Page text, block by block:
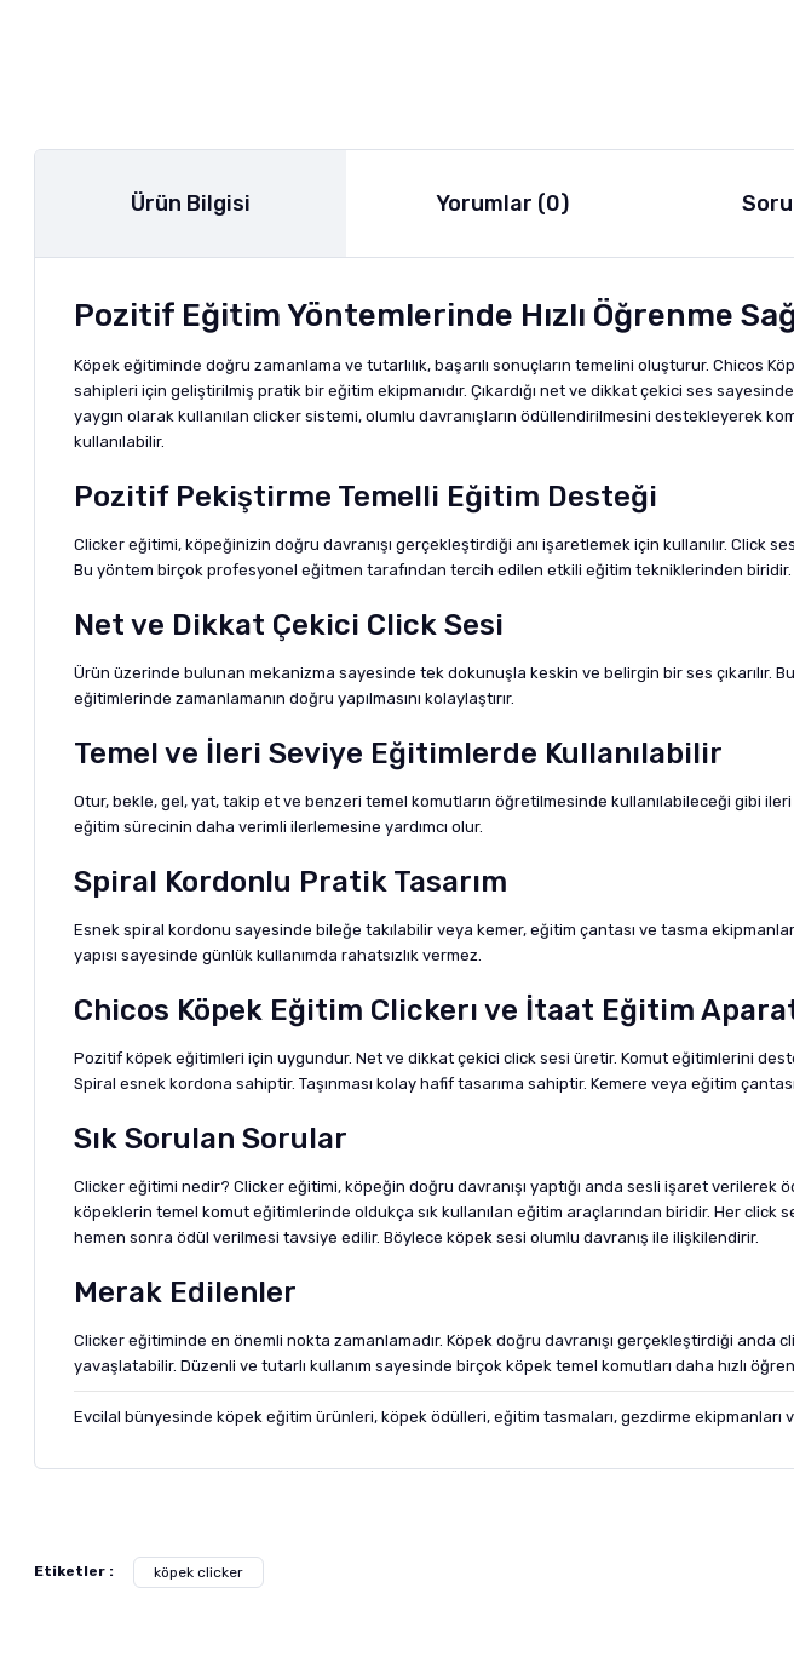
Ürün Bilgisi Yorumlar (0)
Pozitif Eğitim Yöntemlerinde Hızlı Öğrenme
Köpek eğitiminde doğru zamanlama ve tutarlılık, başarılı sonuçların temelini oluşturur. Chicos
sahipleri için geliştirilmiş pratik bir eğitim ekipmanıdır. Çıkardığı net ve dikkat çekici ses
yaygın olarak kullanılan clicker sistemi, olumlu davranışların ödüllendirilmesini destekleyerek
kullanılabilir.
Pozitif Pekiştirme Temelli Eğitim Desteği
Clicker eğitimi, köpeğinizin doğru davranışı gerçekleştirdiği anı işaretlemek için kullanılır. Click
Bu yöntem birçok profesyonel eğitmen tarafından tercih edilen etkili eğitim tekniklerinden biridir.
Net ve Dikkat Çekici Click Sesi
Ürün üzerinde bulunan mekanizma sayesinde tek dokunuşla keskin ve belirgin bir ses çıkarılır.
eğitimlerinde zamanlamanın doğru yapılmasını kolaylaştırır.
Temel ve İleri Seviye Eğitimlerde Kullanılabilir
Otur, bekle, gel, yat, takip et ve benzeri temel komutların öğretilmesinde kullanılabileceği gibi
eğitim sürecinin daha verimli ilerlemesine yardımcı olur.
Spiral Kordonlu Pratik Tasarım
Esnek spiral kordonu sayesinde bileğe takılabilir veya kemer, eğitim çantası ve tasma
yapısı sayesinde günlük kullanımda rahatsızlık vermez.
Chicos Köpek Eğitim Clickerı ve İtaat Eğitim
Pozitif köpek eğitimleri için uygundur. Net ve dikkat çekici click sesi üretir. Komut eğitimlerini
Spiral esnek kordona sahiptir. Taşınması kolay hafif tasarıma sahiptir. Kemere veya eğitim
Sık Sorulan Sorular
Clicker eğitimi nedir? Clicker eğitimi, köpeğin doğru davranışı yaptığı anda sesli işaret
köpeklerin temel komut eğitimlerinde oldukça sık kullanılan eğitim araçlarından biridir. Her
hemen sonra ödül verilmesi tavsiye edilir. Böylece köpek sesi olumlu davranış ile ilişkilendirir.
Merak Edilenler
Clicker eğitiminde en önemli nokta zamanlamadır. Köpek doğru davranışı gerçekleştirdiği
yavaşlatabilir. Düzenli ve tutarlı kullanım sayesinde birçok köpek temel komutları daha hızlı
Evcilal bünyesinde köpek eğitim ürünleri, köpek ödülleri, eğitim tasmaları, gezdirme ekipmanları
Etiketler : köpek clicker